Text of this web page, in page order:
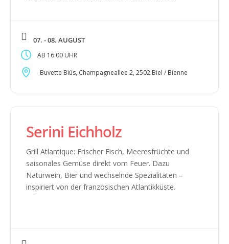
07. - 08. AUGUST
16:00
Buvette Biüs, Champagneallee 2, 2502 Biel / Bienne
Serini Eichholz
Grill Atlantique: Frischer Fisch, Meeresfrüchte und
saisonales Gemüse direkt vom Feuer. Dazu
Naturwein, Bier und wechselnde Spezialitäten –
inspiriert von der französischen Atlantikküste.